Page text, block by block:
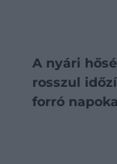
A nyári
rosszul
forró